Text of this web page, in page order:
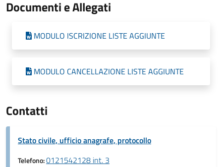
Documenti e Allegati
MODULO ISCRIZIONE LISTE AGGIUNTE
MODULO CANCELLAZIONE LISTE AGGIUNTE
Contatti
Stato civile, ufficio anagrafe, protocollo
Telefono:0121542128 int. 3